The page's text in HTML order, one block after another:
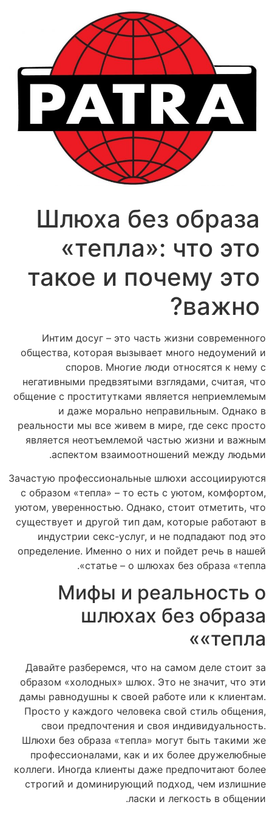
Шлюха без образа
«тепла»: что это
такое и почему это
важно?
Интим досуг – это часть жизни современного
общества, которая вызывает много недоумений и
споров. Многие люди относятся к нему с
негативными предвзятыми взглядами, считая, что
общение с проститутками является неприемлемым
и даже морально неправильным. Однако в
реальности мы все живем в мире, где секс просто
является неотъемлемой частью жизни и важным
аспектом взаимоотношений между людьми.
Зачастую профессиональные шлюхи ассоциируются
с образом «тепла» – то есть с уютом, комфортом,
уютом, уверенностью. Однако, стоит отметить, что
существует и другой тип дам, которые работают в
индустрии секс-услуг, и не подпадают под это
определение. Именно о них и пойдет речь в нашей
статье – о шлюхах без образа «тепла».
Мифы и реальность о
шлюхах без образа
«тепла»
Давайте разберемся, что на самом деле стоит за
образом «холодных» шлюх. Это не значит, что эти
дамы равнодушны к своей работе или к клиентам.
Просто у каждого человека свой стиль общения,
свои предпочтения и своя индивидуальность.
Шлюхи без образа «тепла» могут быть такими же
профессионалами, как и их более дружелюбные
коллеги. Иногда клиенты даже предпочитают более
строгий и доминирующий подход, чем излишние
ласки и легкость в общении.